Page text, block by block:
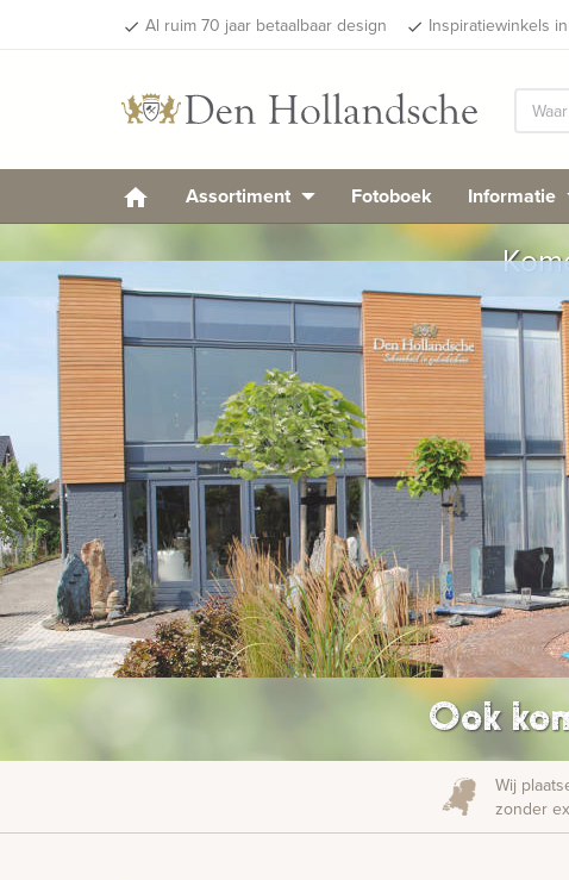
done Al ruim 70 jaar betaalbaar design done Inspiratiewinkels
Assortiment Fotoboek Informatie
Ook
Wij
zonder